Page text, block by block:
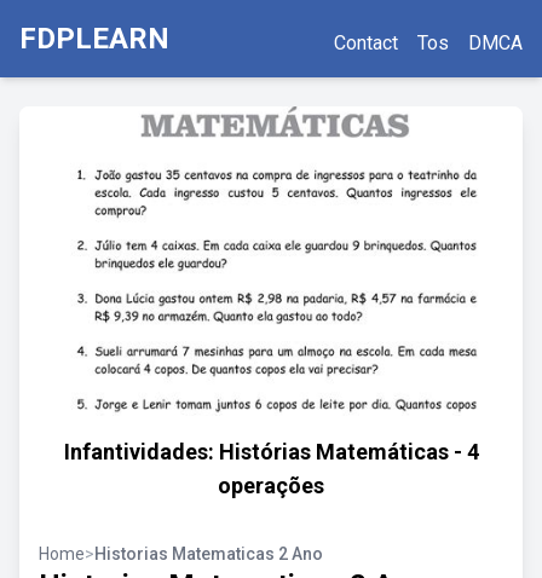
FDPLEARN Contact Tos DMCA
Infantividades: Histórias Matemáticas - 4
operações
Home>Historias Matematicas 2 Ano